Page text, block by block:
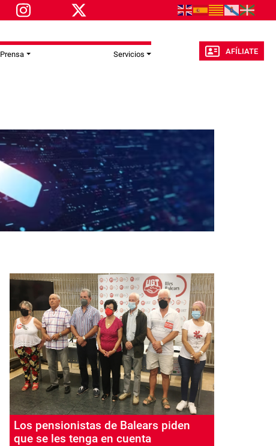
Prensa Servicios AFÍLIATE
Los pensionistas de Balears piden
que se les tenga en cuenta